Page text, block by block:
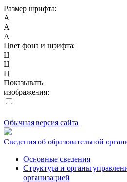
Размер шрифта:
A
A
A
Цвет фона и шрифта:
Ц
Ц
Ц
Показывать
изображения:
Обычная версия сайта
Сведения об образовательной
Основные сведения
Структура и органы
организацией